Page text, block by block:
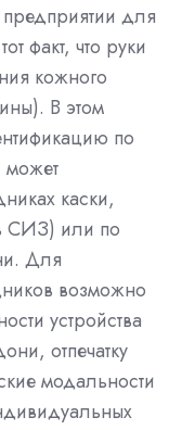
для
факт, что руки
кожного
В этом
по
может
каски,
СИЗ) или по
Для
возможно
устройства
отпечатку
модальности